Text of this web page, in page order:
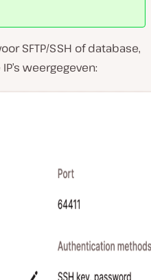
SFTP/SSH of database,
weergegeven: